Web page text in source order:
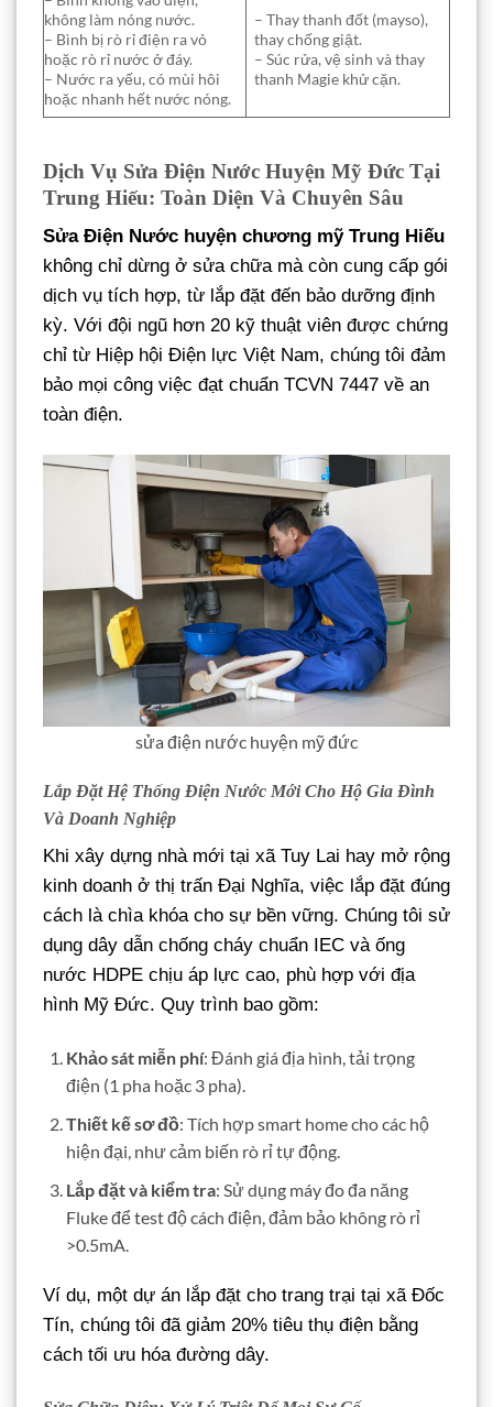
không làm nóng nước.
– Bình bị rò rỉ điện ra vỏ
hoặc rò rỉ nước ở đáy.
– Nước ra yếu, có mùi hôi
hoặc nhanh hết nước nóng.
– Thay thanh đốt (mayso),
thay chống giật.
– Súc rửa, vệ sinh và thay
thanh Magie khử cặn.
Dịch Vụ Sửa Điện Nước Huyện Mỹ Đức Tại
Trung Hiếu: Toàn Diện Và Chuyên Sâu
Sửa Điện Nước huyện chương mỹ Trung Hiếu
không chỉ dừng ở sửa chữa mà còn cung cấp gói
dịch vụ tích hợp, từ lắp đặt đến bảo dưỡng định
kỳ. Với đội ngũ hơn 20 kỹ thuật viên được chứng
chỉ từ Hiệp hội Điện lực Việt Nam, chúng tôi đảm
bảo mọi công việc đạt chuẩn TCVN 7447 về an
toàn điện.
sửa điện nước huyện mỹ đức
Lắp Đặt Hệ Thống Điện Nước Mới Cho Hộ Gia Đình
Và Doanh Nghiệp
Khi xây dựng nhà mới tại xã Tuy Lai hay mở rộng
kinh doanh ở thị trấn Đại Nghĩa, việc lắp đặt đúng
cách là chìa khóa cho sự bền vững. Chúng tôi sử
dụng dây dẫn chống cháy chuẩn IEC và ống
nước HDPE chịu áp lực cao, phù hợp với địa
hình Mỹ Đức. Quy trình bao gồm:
Khảo sát miễn phí: Đánh giá địa hình, tải trọng
điện (1 pha hoặc 3 pha).
Thiết kế sơ đồ: Tích hợp smart home cho các hộ
hiện đại, như cảm biến rò rỉ tự động.
Lắp đặt và kiểm tra: Sử dụng máy đo đa năng
Fluke để test độ cách điện, đảm bảo không rò rỉ
>0.5mA.
Ví dụ, một dự án lắp đặt cho trang trại tại xã Đốc
Tín, chúng tôi đã giảm 20% tiêu thụ điện bằng
cách tối ưu hóa đường dây.